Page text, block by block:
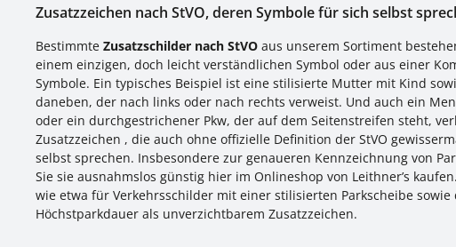
Zusatzzeichen nach StVO, deren Symbole für sich selbst
Bestimmte Zusatzschilder nach StVO aus unserem Sortiment
einem einzigen, doch leicht verständlichen Symbol oder aus einer
Symbole. Ein typisches Beispiel ist eine stilisierte Mutter mit Kind
daneben, der nach links oder nach rechts verweist. Und auch ein
oder ein durchgestrichener Pkw, der auf dem Seitenstreifen steht,
Zusatzzeichen , die auch ohne offizielle Definition der StVO
selbst sprechen. Insbesondere zur genaueren Kennzeichnung von
Sie sie ausnahmslos günstig hier im Onlineshop von Leithner’s
wie etwa für Verkehrsschilder mit einer stilisierten Parkscheibe sowie
Höchstparkdauer als unverzichtbarem Zusatzzeichen.